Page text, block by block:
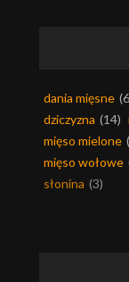
dania mięsne
dziczyzna (14)
mięso mielone
mięso wołowe
słonina (3)